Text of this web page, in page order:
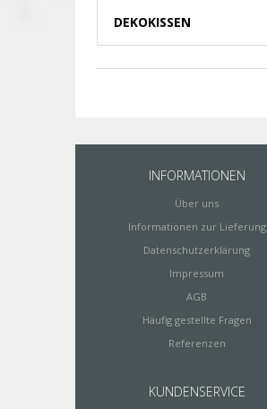
DEKOKISSEN
INFORMATIONEN
Über uns
Informationen zur Lieferung
Datenschutzerklärung
Impressum
AGB
Häufig gestellte Fragen
Referenzen
KUNDENSERVICE